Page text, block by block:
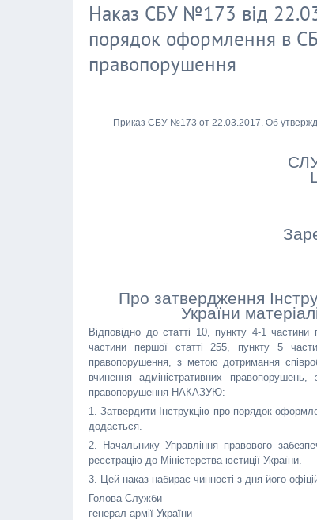
Наказ СБУ №173 від
порядок оформлення в
правопорушення
Приказ СБУ №173 от 22.03.2017. Об
Про затвердження
України
Відповідно до статті 10, пункту 4-1
частини першої статті 255, пункту 5
правопорушення, з метою дотримання
вчинення адміністративних
правопорушення НАКАЗУЮ:
1. Затвердити Інструкцію про порядок
додається.
2. Начальнику Управління правового
реєстрацію до Міністерства юстиції України.
3. Цей наказ набирає чинності з дня його
Голова Служби
генерал армії України